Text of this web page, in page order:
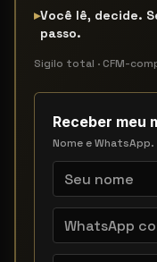
▸Você lê, decide.
passo.
Sigilo total · CFM-
Receber meu
Nome e